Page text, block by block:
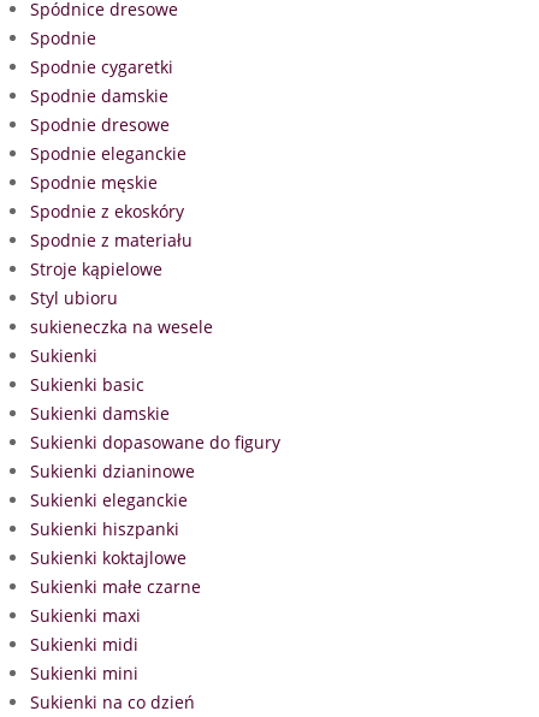
Spódnice dresowe
Spodnie
Spodnie cygaretki
Spodnie damskie
Spodnie dresowe
Spodnie eleganckie
Spodnie męskie
Spodnie z ekoskóry
Spodnie z materiału
Stroje kąpielowe
Styl ubioru
sukieneczka na wesele
Sukienki
Sukienki basic
Sukienki damskie
Sukienki dopasowane do figury
Sukienki dzianinowe
Sukienki eleganckie
Sukienki hiszpanki
Sukienki koktajlowe
Sukienki małe czarne
Sukienki maxi
Sukienki midi
Sukienki mini
Sukienki na co dzień